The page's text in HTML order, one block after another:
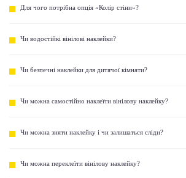
Для чого потрібна опція «Колір стіни»?
Чи водостійкі вінілові наклейки?
Чи безпечні наклейки для дитячої кімнати?
Чи можна самостійно наклеїти вінілову наклейку?
Чи можна зняти наклейку і чи залишаться сліди?
Чи можна переклеїти вінілову наклейку?